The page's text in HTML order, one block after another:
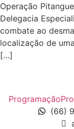
Operação
Delegacia
combate ao
localização de
[…]
Programação
(66)